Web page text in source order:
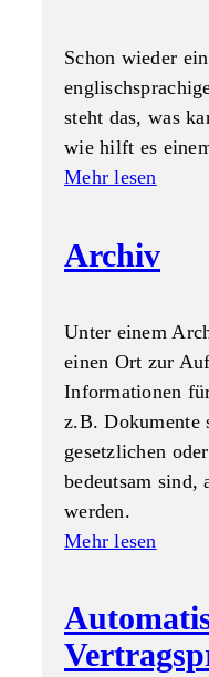
Schon wieder
steht das, was
wie hilft es
Mehr lesen
Archiv
Unter einem
einen Ort zur
Informationen
z.B. Dokumente
gesetzlichen
bedeutsam sind,
werden.
Mehr lesen